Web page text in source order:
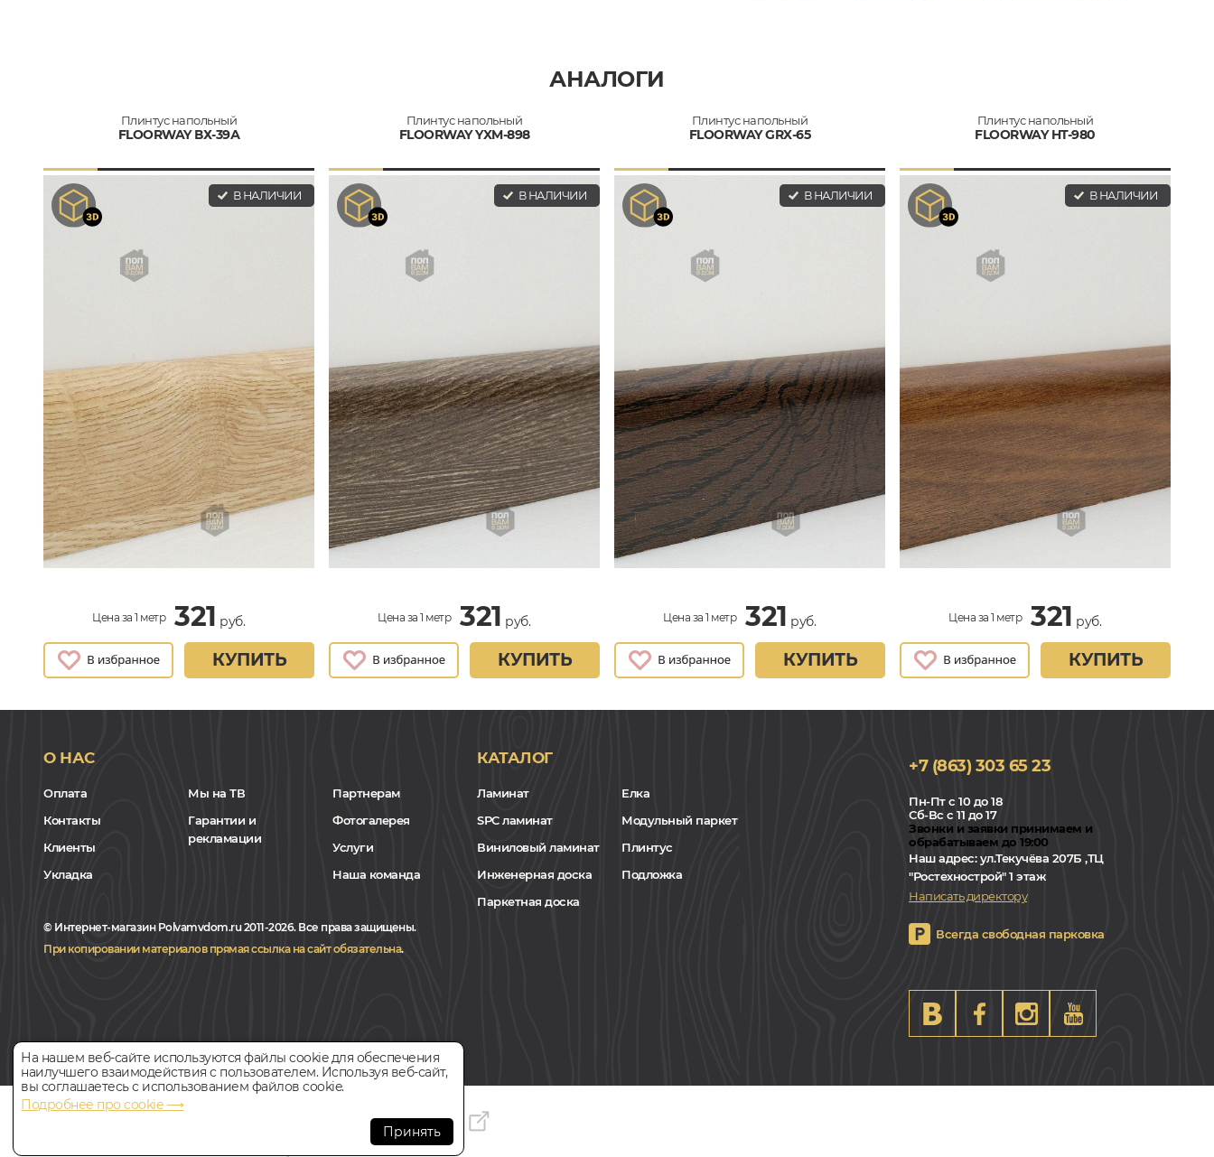
АНАЛОГИ
Плинтус напольный
FLOORWAY ВХ-39А
В НАЛИЧИИ
Цена за 1 метр 321 руб.
КУПИТЬ
Плинтус напольный
FLOORWAY YXM-898
В НАЛИЧИИ
Цена за 1 метр 321 руб.
КУПИТЬ
Плинтус напольный
FLOORWAY GRX-65
В НАЛИЧИИ
Цена за 1 метр 321 руб.
КУПИТЬ
Плинтус напольный
FLOORWAY HT-980
В НАЛИЧИИ
Цена за 1 метр 321 руб.
КУПИТЬ
О НАС
Оплата
Контакты
Клиенты
Укладка
Мы на ТВ
Гарантии и
рекламации
Партнерам
Фотогалерея
Услуги
Наша команда
КАТАЛОГ
Ламинат
SPC ламинат
Виниловый ламинат
Инженерная доска
Паркетная доска
Елка
Модульный паркет
Плинтус
Подложка
+7 (863) 303 65 23
Пн-Пт с 10 до 18
Сб-Вс с 11 до 17
Звонки и заявки принимаем и
обрабатываем до 19:00
Наш адрес:ул.Текучёва 207Б ,ТЦ
"Ростехнострой" 1 этаж
Написать директору
Всегда свободная парковка
© Интернет-магазин Polvamvdom.ru 2011-2026. Все права защищены.
При копировании материалов прямая ссылка на сайт обязательна.
На нашем веб-сайте используются файлы cookie для обеспечения
наилучшего взаимодействия с пользователем. Используя веб-сайт,
вы соглашаетесь с использованием файлов cookie.
Подробнее про cookie ⟶
Принять